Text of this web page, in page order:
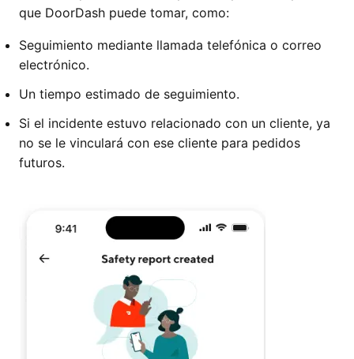
que DoorDash puede tomar, como:
Seguimiento mediante llamada telefónica o correo
electrónico.
Un tiempo estimado de seguimiento.
Si el incidente estuvo relacionado con un cliente, ya
no se le vinculará con ese cliente para pedidos
futuros.